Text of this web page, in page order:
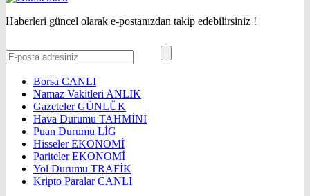
Haberleri güncel olarak e-postanızdan takip edebilirsiniz !
Borsa CANLI
Namaz Vakitleri ANLIK
GazetelerGÜNLÜK
Hava Durumu TAHMİNİ
Puan Durumu LİG
HisselerEKONOMİ
ParitelerEKONOMİ
Yol Durumu TRAFİK
Kripto ParalarCANLI